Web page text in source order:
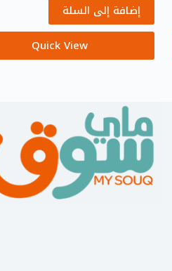
إضافة إلى السلة
Quick View